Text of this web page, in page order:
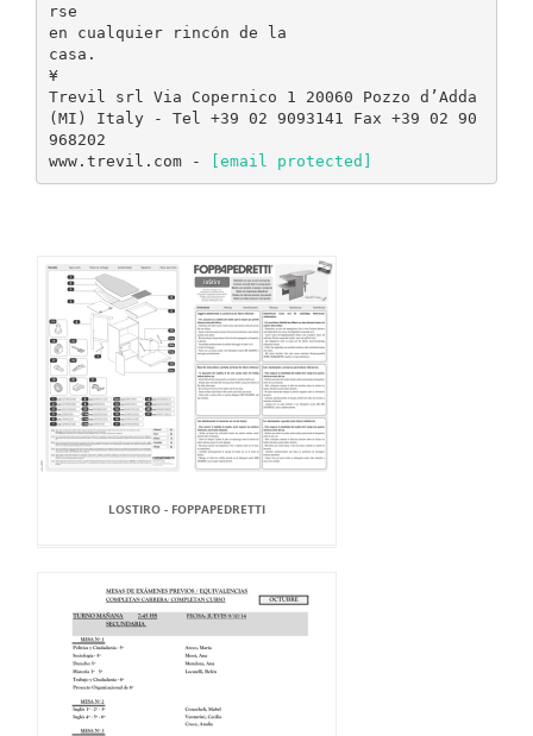
rse
en cualquier rincón de la
casa.
¥
Trevil srl Via Copernico 1 20060 Pozzo d’Adda
(MI) Italy - Tel +39 02 9093141 Fax +39 02 90
968202
www.trevil.com -
[email protected]
LOSTIRO - FOPPAPEDRETTI